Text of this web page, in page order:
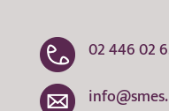
02 446 02